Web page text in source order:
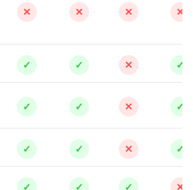
✕ ✕ ✕ ✕
✓ ✓ ✕ ✓
✓ ✓ ✕ ✓
✓ ✓ ✕ ✓
✓ ✓ ✓ ✕